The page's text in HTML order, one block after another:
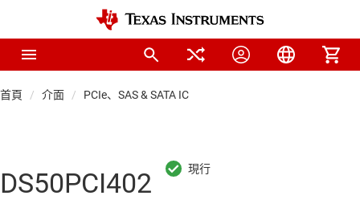
首頁 介面 PCIe、SAS & SATA IC
DS50PCI402